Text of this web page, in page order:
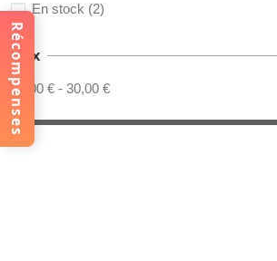
En stock (2)
Prix
29,00 € - 30,00 €
Récompenses